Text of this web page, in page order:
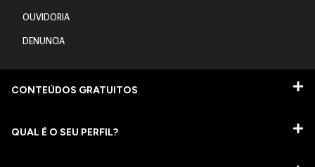
OUVIDORIA
DENUNCIA
CONTEÚDOS GRATUITOS
QUAL É O SEU PERFIL?